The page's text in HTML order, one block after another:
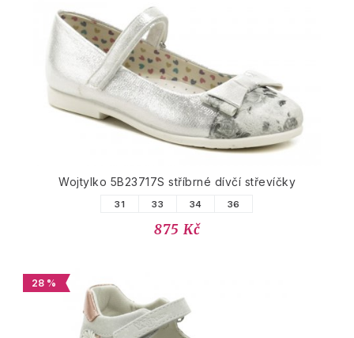
Wojtylko 5B23717S stříbrné dívčí střevíčky
31 33 34 36
875 Kč
28 %